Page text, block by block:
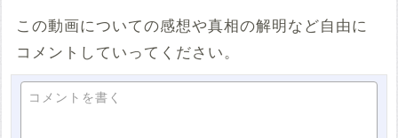
この動画についての感想や真相の解明など自由に
コメントしていってください。
コメントを書く